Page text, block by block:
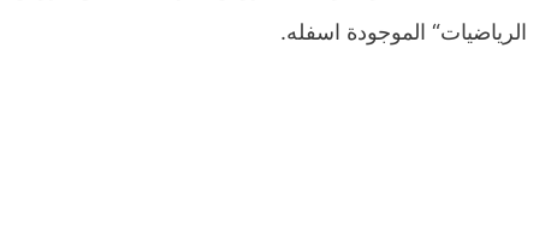
الرياضيات“ الموجودة اسفله.